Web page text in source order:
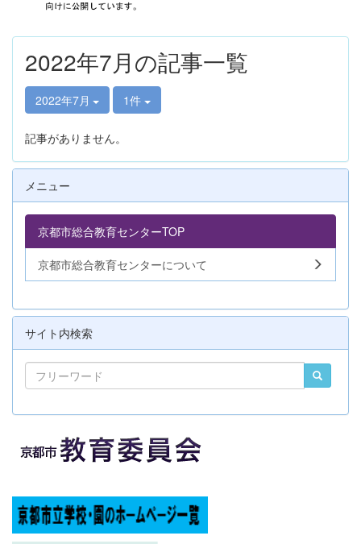
2022年7月の記事一覧
2022年7月 1件
記事がありません。
メニュー
京都市総合教育センターTOP
京都市総合教育センターについて
サイト内検索